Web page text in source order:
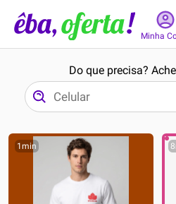
Minha
Do que precisa? Ache
1min